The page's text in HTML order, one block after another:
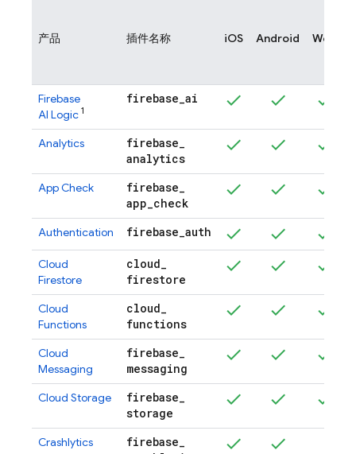
产品 插件名称 iOS Android Web
Firebase
AI Logic 1
firebase_ai
Analytics firebase_
analytics
App Check firebase_
app_check
Authentication firebase_auth
Cloud
Firestore
cloud_
firestore
Cloud
Functions
cloud_
functions
Cloud
Messaging
firebase_
messaging
Cloud Storage firebase_
storage
Crashlytics firebase_